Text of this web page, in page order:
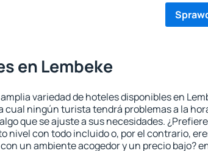
en Lembeke
variedad de hoteles disponibles en
cual ningún turista tendrá problemas a la
que se ajuste a sus necesidades.
nivel con todo incluido o, por el contrario,
un ambiente acogedor y un precio bajo?